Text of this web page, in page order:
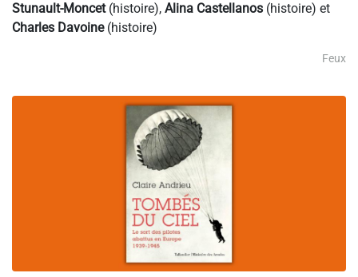
Stunault-Moncet(histoire), Alina Castellanos (histoire) et
Charles Davoine(histoire)
Feux